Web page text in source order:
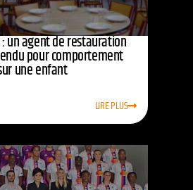
un agent de restauration
pour comportement
une enfant
LIRE PLUS